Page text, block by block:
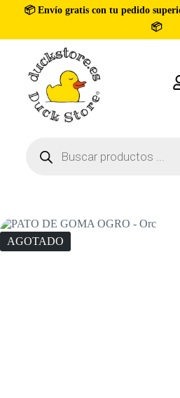
📦 Envío gratis con tu pedido
📦
AGOTADO